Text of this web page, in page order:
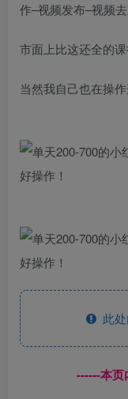
作–视频发布–视频
市面上比这还全的
当然我自己也在操
此处
------本页